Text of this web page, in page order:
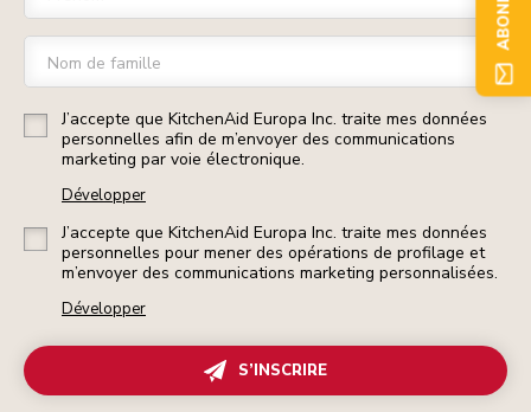
Nom de famille
J’accepte que KitchenAid Europa Inc. traite mes données
personnelles afin de m’envoyer des communications
marketing par voie électronique.
Développer
J’accepte que KitchenAid Europa Inc. traite mes données
personnelles pour mener des opérations de profilage et
m’envoyer des communications marketing personnalisées.
Développer
S’INSCRIRE